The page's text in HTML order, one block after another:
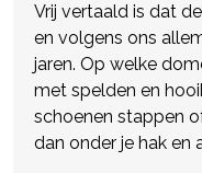
Vrij vertaald is dat
en volgens ons
jaren. Op welke
met spelden en
schoenen stappen
dan onder je hak en